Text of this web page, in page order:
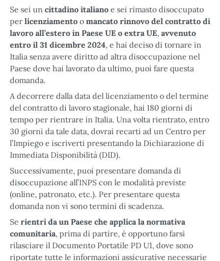
Se sei un cittadino italiano e sei rimasto disoccupato
per licenziamento o mancato rinnovo del contratto di
lavoro all’estero in Paese UE o extra UE, avvenuto
entro il 31 dicembre 2024, e hai deciso di tornare in
Italia senza avere diritto ad altra disoccupazione nel
Paese dove hai lavorato da ultimo, puoi fare questa
domanda.
A decorrere dalla data del licenziamento o del termine
del contratto di lavoro stagionale, hai 180 giorni di
tempo per rientrare in Italia. Una volta rientrato, entro
30 giorni da tale data, dovrai recarti ad un Centro per
l’Impiego e iscriverti presentando la Dichiarazione di
Immediata Disponibilità (DID).
Successivamente, puoi presentare domanda di
disoccupazione all’INPS con le modalità previste
(online, patronato, etc.). Per presentare questa
domanda non vi sono termini di scadenza.
Se rientri da un Paese che applica la normativa
comunitaria, prima di partire, è opportuno farsi
rilasciare il Documento Portatile PD U1, dove sono
riportate tutte le informazioni assicurative necessarie